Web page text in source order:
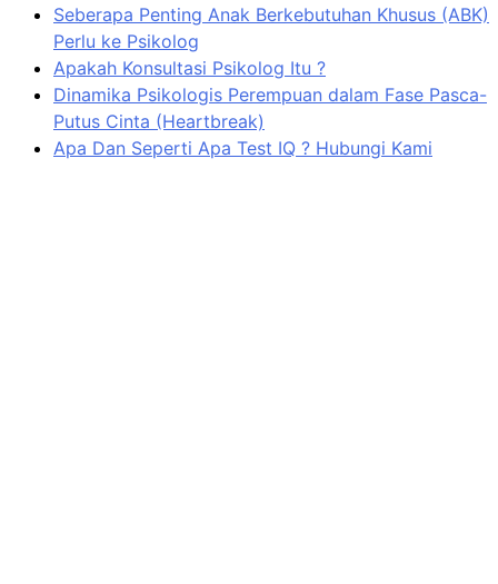
Seberapa Penting Anak Berkebutuhan Khusus (ABK)
Perlu ke Psikolog
Apakah Konsultasi Psikolog Itu ?
Dinamika Psikologis Perempuan dalam Fase Pasca-
Putus Cinta (Heartbreak)
Apa Dan Seperti Apa Test IQ ? Hubungi Kami